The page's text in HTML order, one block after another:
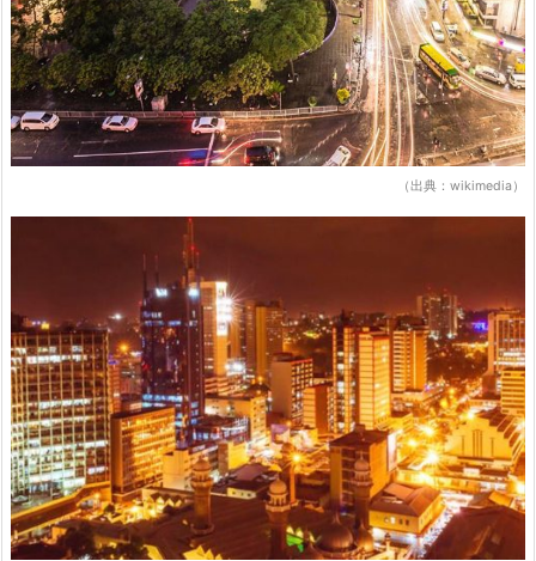
（出典：wikimedia）